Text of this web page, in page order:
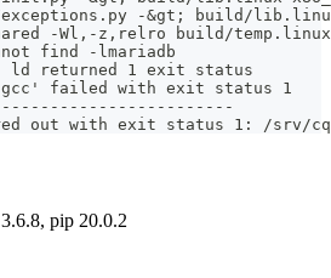
-&gt; build/
-Wl,-z,relro build/
find -lmariadb
ld returned 1 exit status
failed with exit status 1
errored out with exit status
pip 20.0.2